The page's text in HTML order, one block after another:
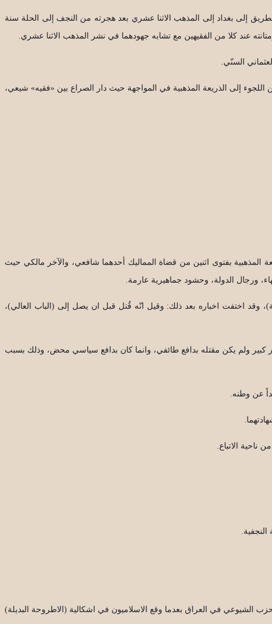
إلى بغداد إلى المذهب الاثنا عشري بعد هجرته من النجف إلى الحلة سنة
السنّي.
إلى الذريعة المذهبية في المواجهة حيث دار الصراع بين «فقيه» شيعي،
المذهبية بفتوى اثنين من قضاة المماليك أحدهما شافعي، والآخر مالكي حيث
ورجال الدولة، وحشود جماهيرية عارمة.
وقد اختفت اخباره بعد ذلك: وقيل انّه قُتل قبل ان يصل إلى (الباب العالي)،
كبير ولم يكن مقتله بدافع طائفي، وانما كان بدافع سياسي محض، وذلك بسبب
عن وطنه.
ناحية الاتباع.
الشيوعي في العراق بعدما وقع الاسلاميون في اشكالية (الاطروحة البديلة)